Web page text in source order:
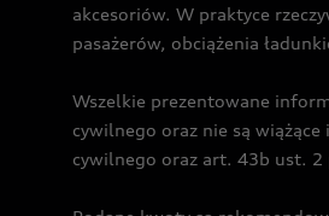
akcesoriów. W praktyce
pasażerów, obciążenia
Wszelkie prezentowane
cywilnego oraz nie są
cywilnego oraz art. 43b ust.